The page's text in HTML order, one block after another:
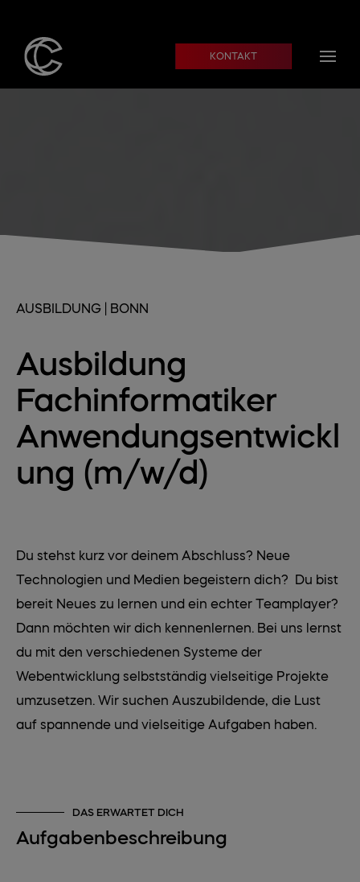
KONTAKT
AUSBILDUNG | BONN
Ausbildung
Fachinformatiker
Anwendungsentwickl
ung (m/w/d)
Du stehst kurz vor deinem Abschluss? Neue
Technologien und Medien begeistern dich? Du bist
bereit Neues zu lernen und ein echter Teamplayer?
Dann möchten wir dich kennenlernen. Bei uns lernst
du mit den verschiedenen Systeme der
Webentwicklung selbstständig vielseitige Projekte
umzusetzen. Wir suchen Auszubildende, die Lust
auf spannende und vielseitige Aufgaben haben.
DAS ERWARTET DICH
Aufgabenbeschreibung